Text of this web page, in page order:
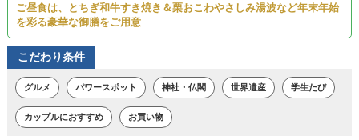
ご昼食は、とちぎ和牛すき焼き＆栗おこわやさしみ湯波など年末年始
を彩る豪華な御膳をご用意
こだわり条件
グルメ パワースポット 神社・仏閣 世界遺産 学生たび
カップルにおすすめ お買い物